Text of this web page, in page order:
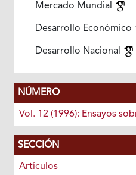
Mercado Mundial
Desarrollo Económico
Desarrollo Nacional
NÚMERO
Vol. 12 (1996): Ensayos
SECCIÓN
Artículos